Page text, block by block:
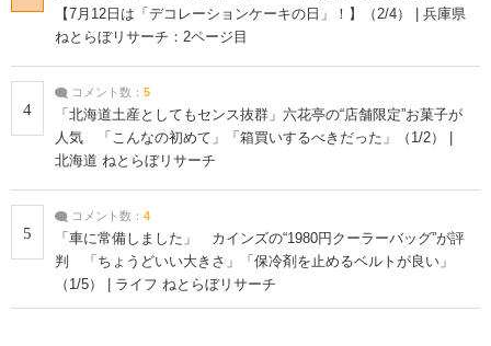
【7月12日は「デコレーションケーキの日」！】（2/4） | 兵庫県
ねとらぼリサーチ：2ページ目
4
コメント数： 5
「北海道土産としてもセンス抜群」六花亭の“店舗限定”お菓子が
人気 「こんなの初めて」「箱買いするべきだった」（1/2） |
北海道 ねとらぼリサーチ
5
コメント数： 4
「車に常備しました」 カインズの“1980円クーラーバッグ”が評
判 「ちょうどいい大きさ」「保冷剤を止めるベルトが良い」
（1/5） | ライフ ねとらぼリサーチ